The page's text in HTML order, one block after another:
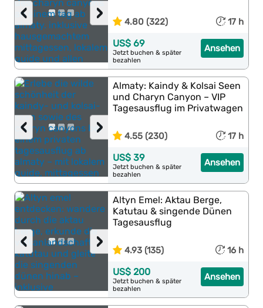
›
‹ 4.80 (322) 17 h
Ansehen
US$ 69
Jetzt buchen & später
bezahlen
›
‹
Almaty: Kaindy & Kolsai Seen
und Charyn Canyon – VIP
Tagesausflug im Privatwagen
4.55 (230) 17 h
Ansehen
US$ 39
Jetzt buchen & später
bezahlen
›
‹
Altyn Emel: Aktau Berge,
Katutau & singende Dünen
Tagesausflug
4.93 (135) 16 h
Ansehen
US$ 200
Jetzt buchen & später
bezahlen